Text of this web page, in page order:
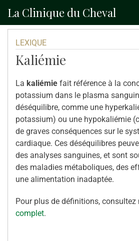
La Clinique du Cheval
Accueil Lexique Kaliémie
LEXIQUE
Kaliémie
La kaliémie fait référence à la
potassium dans le plasma
déséquilibre, comme une
potassium) ou une hypokaliémie
de graves conséquences sur le
cardiaque. Ces déséquilibres
des analyses sanguines, et sont
des maladies métaboliques, des
une alimentation inadaptée.
Pour plus de définitions, consultez
complet.